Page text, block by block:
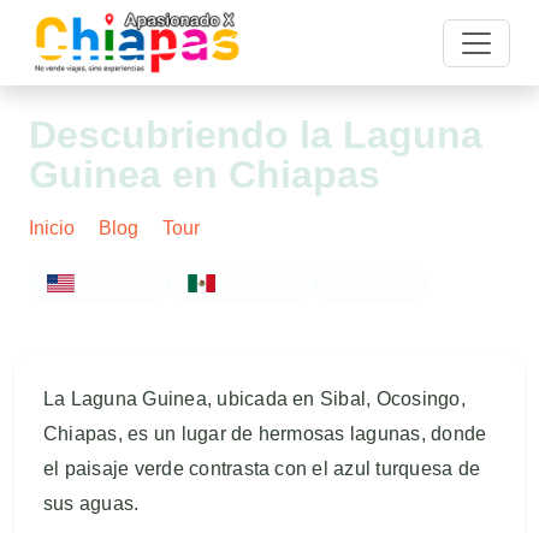
Descubriendo la Laguna
Guinea en Chiapas
Inicio Blog Tour
ENGLISH
La Laguna Guinea, ubicada en Sibal, Ocosingo,
Chiapas, es un lugar de hermosas lagunas, donde
el paisaje verde contrasta con el azul turquesa de
sus aguas.